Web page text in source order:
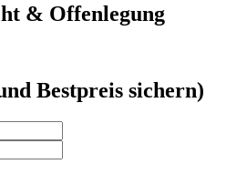
& Offenlegung
Bestpreis sichern)